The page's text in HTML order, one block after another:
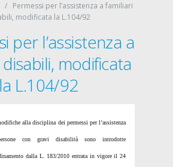
Permessi per l’assistenza a familiari
modificata la L.104/92
per l’assistenza a
modificata
la L.104/92
alla disciplina dei permessi per l’assistenza
con gravi disabilità sono introdotte
dalla L. 183/2010 entrata in vigore il 24